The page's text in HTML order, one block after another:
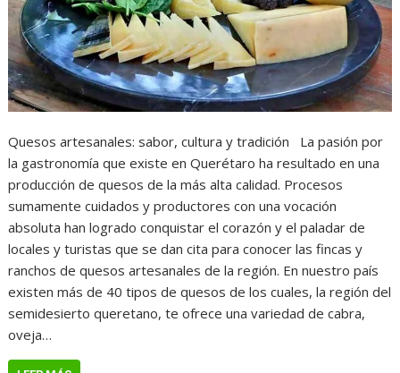
Quesos artesanales: sabor, cultura y tradición La pasión por
la gastronomía que existe en Querétaro ha resultado en una
producción de quesos de la más alta calidad. Procesos
sumamente cuidados y productores con una vocación
absoluta han logrado conquistar el corazón y el paladar de
locales y turistas que se dan cita para conocer las fincas y
ranchos de quesos artesanales de la región. En nuestro país
existen más de 40 tipos de quesos de los cuales, la región del
semidesierto queretano, te ofrece una variedad de cabra,
oveja…